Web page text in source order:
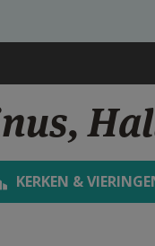
KERKEN &